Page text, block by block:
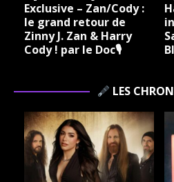
Exclusive – Zan/Cody :
le grand retour de
Zinny J. Zan & Harry
Cody ! par le Doc🎙
LES